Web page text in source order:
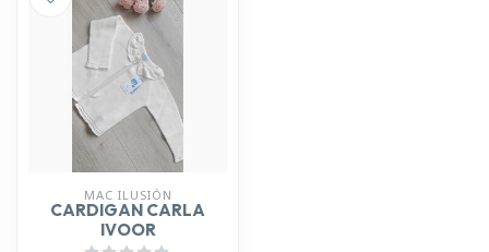
MAC ILUSIÓN
CARDIGAN CARLA
IVOOR